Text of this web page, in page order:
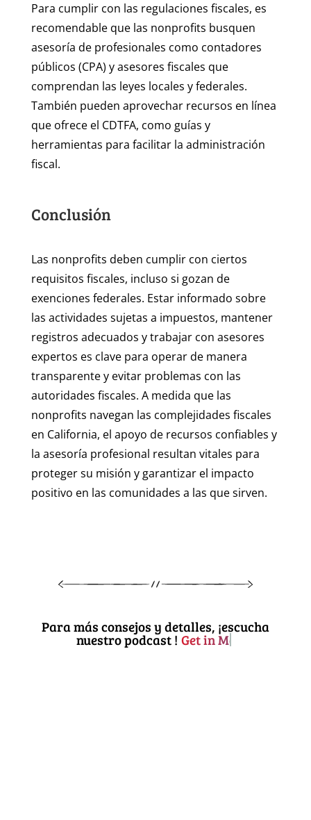
Para cumplir con las regulaciones fiscales, es
recomendable que las nonprofits busquen
asesoría de profesionales como contadores
públicos (CPA) y asesores fiscales que
comprendan las leyes locales y federales.
También pueden aprovechar recursos en línea
que ofrece el CDTFA, como guías y
herramientas para facilitar la administración
fiscal.
Conclusión
Las nonprofits deben cumplir con ciertos
requisitos fiscales, incluso si gozan de
exenciones federales. Estar informado sobre
las actividades sujetas a impuestos, mantener
registros adecuados y trabajar con asesores
expertos es clave para operar de manera
transparente y evitar problemas con las
autoridades fiscales. A medida que las
nonprofits navegan las complejidades fiscales
en California, el apoyo de recursos confiables y
la asesoría profesional resultan vitales para
proteger su misión y garantizar el impacto
positivo en las comunidades a las que sirven.
Para más consejos y detalles, ¡escucha
nuestro podcast !
Get in Motion Entrepreneurs